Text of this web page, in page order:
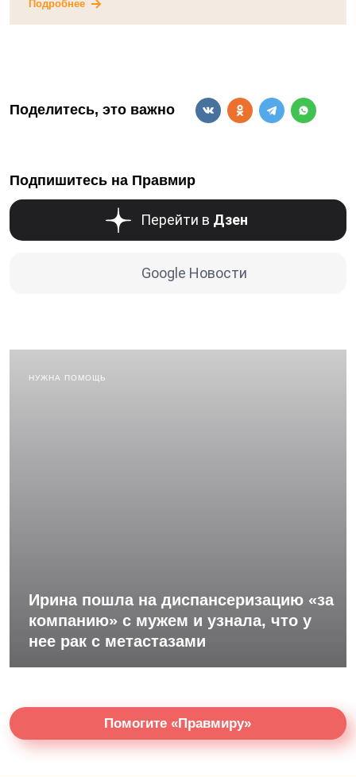
Подробнее
Поделитесь, это важно
Подпишитесь на Правмир
Перейти в Дзен
Google Новости
НУЖНА ПОМОЩЬ
Ирина пошла на диспансеризацию «за
компанию» с мужем и узнала, что у
нее рак с метастазами
Помогите «Правмиру»